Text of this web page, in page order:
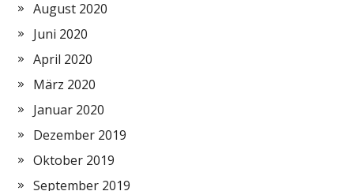
August 2020
Juni 2020
April 2020
März 2020
Januar 2020
Dezember 2019
Oktober 2019
September 2019